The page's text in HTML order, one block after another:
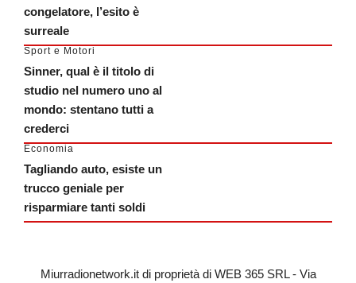
congelatore, l’esito è
surreale
Sport e Motori
Sinner, qual è il titolo di
studio nel numero uno al
mondo: stentano tutti a
crederci
Economia
Tagliando auto, esiste un
trucco geniale per
risparmiare tanti soldi
Miurradionetwork.it di proprietà di WEB 365 SRL - Via